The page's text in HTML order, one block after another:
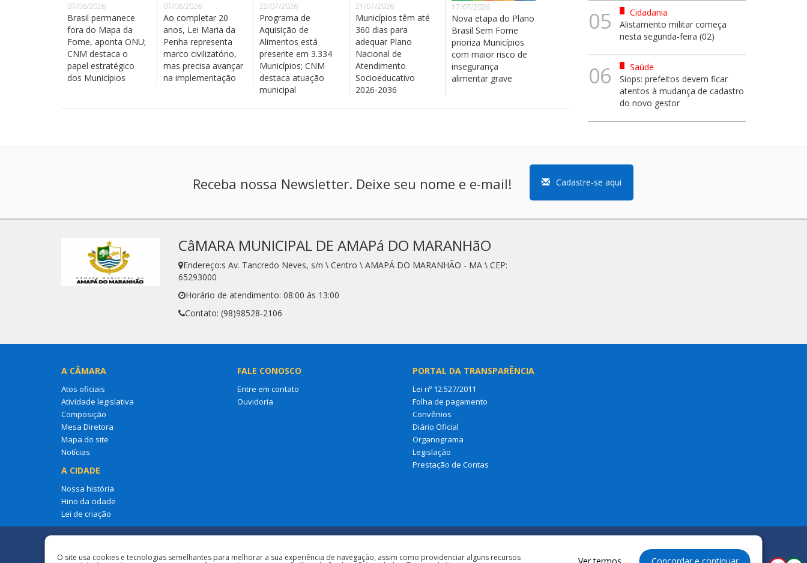
07/08/2026
Brasil permanece
fora do Mapa da
Fome, aponta ONU;
CNM destaca o
papel estratégico
dos Municípios
07/08/2026
Ao completar 20
anos, Lei Maria da
Penha representa
marco civilizatório,
mas precisa avançar
na implementação
22/07/2026
Programa de
Aquisição de
Alimentos está
presente em 3.334
Municípios; CNM
destaca atuação
municipal
21/07/2026
Municípios têm até
360 dias para
adequar Plano
Nacional de
Atendimento
Socioeducativo
2026-2036
17/07/2026
Nova etapa do Plano
Brasil Sem Fome
prioriza Municípios
com maior risco de
insegurança
alimentar grave
05
Cidadania
Alistamento militar começa
nesta segunda-feira (02)
06
Saúde
Siops: prefeitos devem ficar
atentos à mudança de cadastro
do novo gestor
Receba nossa Newsletter. Deixe seu nome e e-mail! Cadastre-se aqui
CâMARA MUNICIPAL DE AMAPá DO MARANHãO
Endereço:s Av. Tancredo Neves, s/n \ Centro \ AMAPÁ DO MARANHÃO - MA \ CEP:
65293000
Horário de atendimento: 08:00 às 13:00
Contato: (98)98528-2106
A CÂMARA
Atos oficiais
Atividade legislativa
Composição
Mesa Diretora
Mapa do site
Notícias
A CIDADE
Nossa história
Hino da cidade
Lei de criação
FALE CONOSCO
Entre em contato
Ouvidoria
PORTAL DA TRANSPARÊNCIA
Lei nº 12.527/2011
Folha de pagamento
Convênios
Diário Oficial
Organograma
Legislação
Prestação de Contas
O site usa cookies e tecnologias semelhantes para melhorar a sua experiência de navegação, assim como providenciar alguns recursos